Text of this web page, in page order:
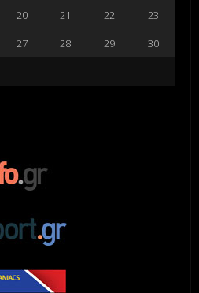
20 21 22
23
27 28 29
30